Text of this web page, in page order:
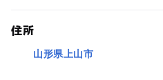
住所
山形県上山市